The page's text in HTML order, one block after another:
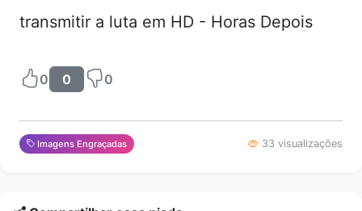
transmitir a luta em HD - Horas Depois
0 0 0
Imagens Engraçadas 33 visualizações